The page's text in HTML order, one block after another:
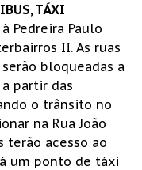
TÁXI
Pedreira Paulo
II. As ruas
bloqueadas a
a partir das
o trânsito no
na Rua João
terão acesso ao
um ponto de táxi